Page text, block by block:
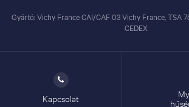
Gyártó: Vichy France CAI/CAF 03 Vichy France, TSA
CEDEX
Kapcsolat